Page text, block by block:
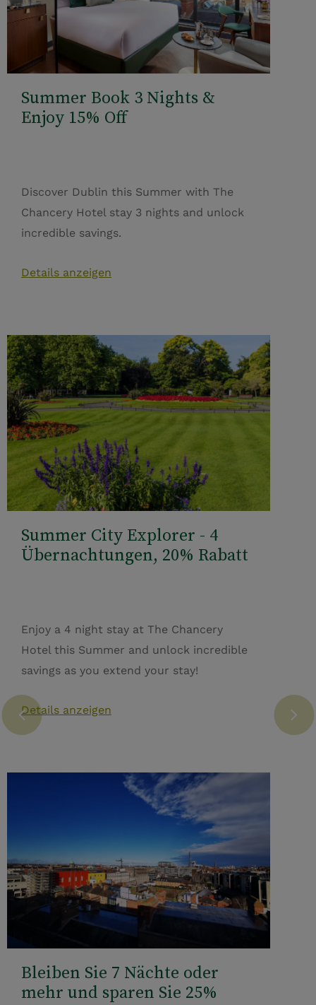
Summer Book 3 Nights &
Enjoy 15% Off
Discover Dublin this Summer with The
Chancery Hotel stay 3 nights and unlock
incredible savings.
Details anzeigen
Summer City Explorer - 4
Übernachtungen, 20% Rabatt
Enjoy a 4 night stay at The Chancery
Hotel this Summer and unlock incredible
savings as you extend your stay!
Details anzeigen
Bleiben Sie 7 Nächte oder
mehr und sparen Sie 25%